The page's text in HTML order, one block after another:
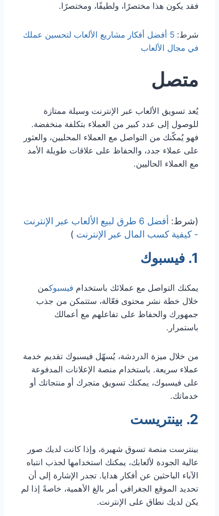
فقد يكون هذا مختصرًا، ولطيفًا، ومختصرًا.
شرط:
5 أفضل أفكار مشاريع الألعاب لتحسين عملك
في مجال الألعاب
متصل
يُعد تسويق الألعاب عبر الإنترنت وسيلة ممتازة
للوصول إلى عدد كبير من العملاء بتكلفة منخفضة.
فهو يُمكّنك من التواصل مع العملاء المحليين، والعثور
على عملاء جدد، والحفاظ على علاقات طويلة الأمد
مع العملاء الحاليين.
(شرط:
أفضل 6 طرق لبيع الألعاب عبر الإنترنت
- كيفية كسب المال عبر الإنترنت )
1. فيسبوك
يمكنك التواصل مع عملائك باستخدام فيسبوكمن
خلال خطة نشر محتوى فعّالة، ستتمكن من جذب
جمهورك والحفاظ على تفاعلهم مع أعمالك
باستمرار.
من خلال ميزة الدردشة، يُسهّل فيسبوك تقديم خدمة
عملاء سريعة. باستخدام منصة الإعلانات المدفوعة
على فيسبوك، يمكنك تسويق متجرك أو منتجاتك أو
خدماتك.
2. بينتريست
بينترست منصة تسوق شهيرة، وإذا كانت لديك صور
عالية الجودة لألعابك، يمكنك استخدامها لجذب انتباه
الآباء الباحثين عن أفكار هدايا. تجدر الإشارة إلى أن
تحديد الموقع الجغرافي أمر بالغ الأهمية، خاصةً إذا لم
يكن لديك نطاق على الإنترنت.